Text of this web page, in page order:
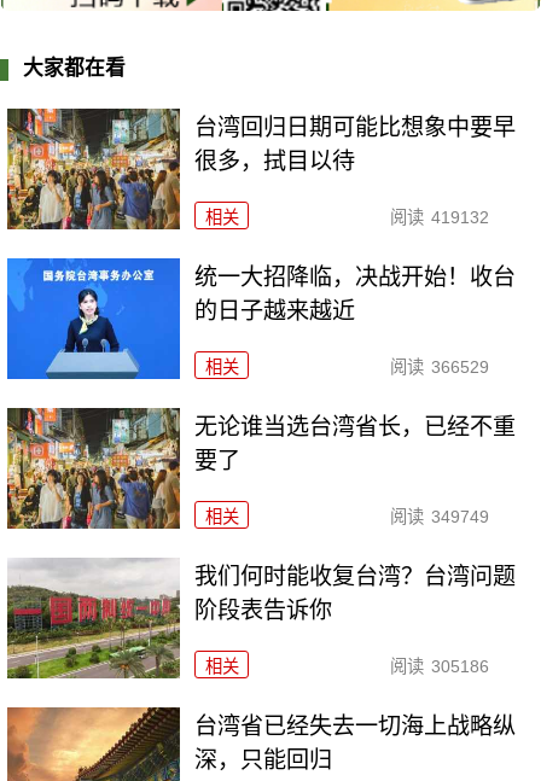
大家都在看
台湾回归日期可能比想象中要早
很多，拭目以待
相关 阅读 419132
统一大招降临，决战开始！收台
的日子越来越近
相关 阅读 366529
无论谁当选台湾省长，已经不重
要了
相关 阅读 349749
我们何时能收复台湾？台湾问题
阶段表告诉你
相关 阅读 305186
台湾省已经失去一切海上战略纵
深，只能回归